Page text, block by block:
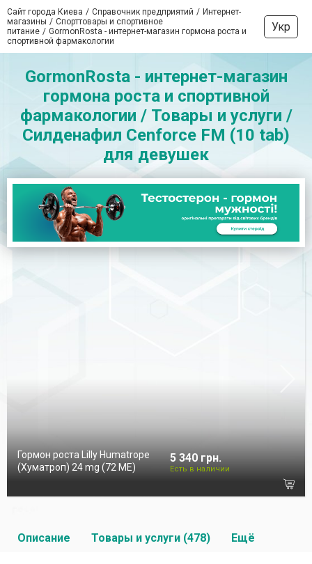
Сайт города Киева Справочник предприятий
Интернет-
магазины
Спорттовары и спортивное
питание
GormonRosta - интернет-магазин гормона роста и
спортивной фармакологии
Укр
GormonRosta - интернет-магазин
гормона роста и спортивной
фармакологии / Товары и услуги /
Силденафил Cenforce FM (10 tab)
для девушек
Гормон роста Lilly Humatrope
(Хуматроп) 24 mg (72 МЕ)
5 340 грн.
Есть в наличии
Описание Товары и услуги (478) Ещё